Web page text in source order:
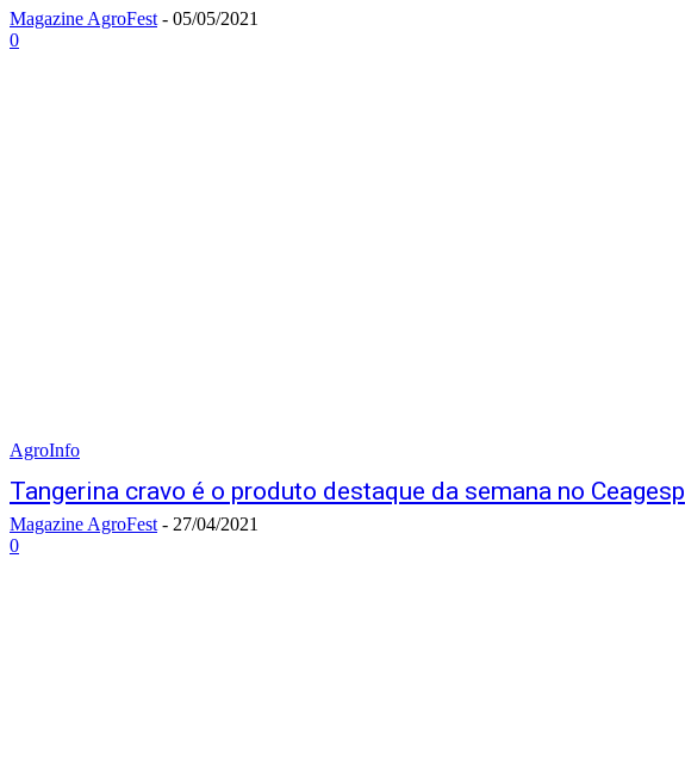
Magazine AgroFest - 05/05/2021
0
AgroInfo
Tangerina cravo é o produto destaque da semana no Ceagesp
Magazine AgroFest - 27/04/2021
0